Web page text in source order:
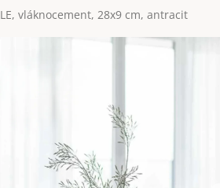
vláknocement, 28x9 cm, antracit